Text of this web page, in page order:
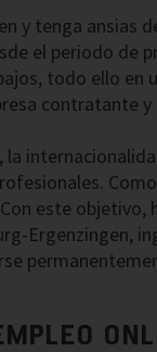
y tenga ansias
el periodo de
todo ello en
contratante
la
este objetivo,
Ergenzingen,